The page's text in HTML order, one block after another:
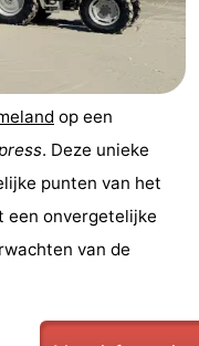
op een
. Deze unieke
punten van het
een onvergetelijke
van de